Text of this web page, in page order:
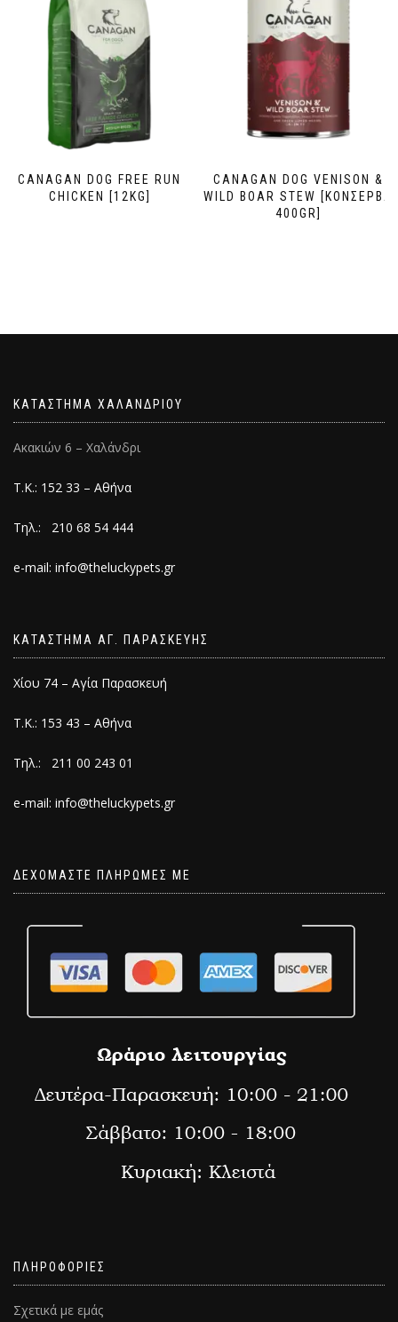
CANAGAN DOG FREE RUN
CHICKEN [12KG]
CANAGAN DOG VENISON &
WILD BOAR STEW [ΚΟΝΣΕΡΒΑ
400GR]
ΚΑΤΑΣΤΗΜΑ ΧΑΛΑΝΔΡΙΟΥ
Ακακιών 6 – Χαλάνδρι
Τ.Κ.: 152 33 – Αθήνα
Τηλ.: 210 68 54 444
e-mail: info@theluckypets.gr
ΚΑΤΑΣΤΗΜΑ ΑΓ. ΠΑΡΑΣΚΕΥΗΣ
Χίου 74 – Αγία Παρασκευή
Τ.Κ.: 153 43 – Αθήνα
Τηλ.: 211 00 243 01
e-mail: info@theluckypets.gr
ΔΕΧΟΜΑΣΤΕ ΠΛΗΡΩΜΕΣ ΜΕ
ΠΛΗΡΟΦΟΡΙΕΣ
Σχετικά με εμάς